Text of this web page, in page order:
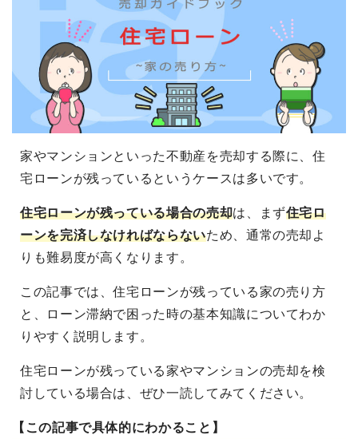
家やマンションといった不動産を売却する際に、住
宅ローンが残っているというケースは多いです。
住宅ローンが残っている場合の売却は、まず住宅ロ
ーンを完済しなければならないため、通常の売却よ
りも難易度が高くなります。
この記事では、住宅ローンが残っている家の売り方
と、ローン滞納で困った時の基本知識についてわか
りやすく説明します。
住宅ローンが残っている家やマンションの売却を検
討している場合は、ぜひ一読してみてください。
【この記事で具体的にわかること】